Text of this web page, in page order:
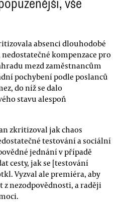
vše
absenci dlouhodobé
kompenzace pro
mezd zaměstnancům
pochybení podle poslanců
do níž se dalo
stavu alespoň
zkritizoval jak chaos
testování a sociální
jednání v případě
cesty, jak se [testování
Vyzval ale premiéra, aby
z nezodpovědnosti, a raději